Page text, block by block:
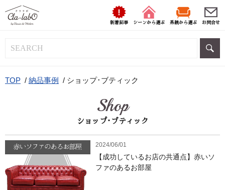
新着記事 シーンから選ぶ 系統から選ぶ お問合せ
TOP / 納品事例 / ショップ･ブティック
Shop
ショップ･ブティック
2024/06/01
【成功しているお店の共通点】赤いソ
ファのあるお部屋